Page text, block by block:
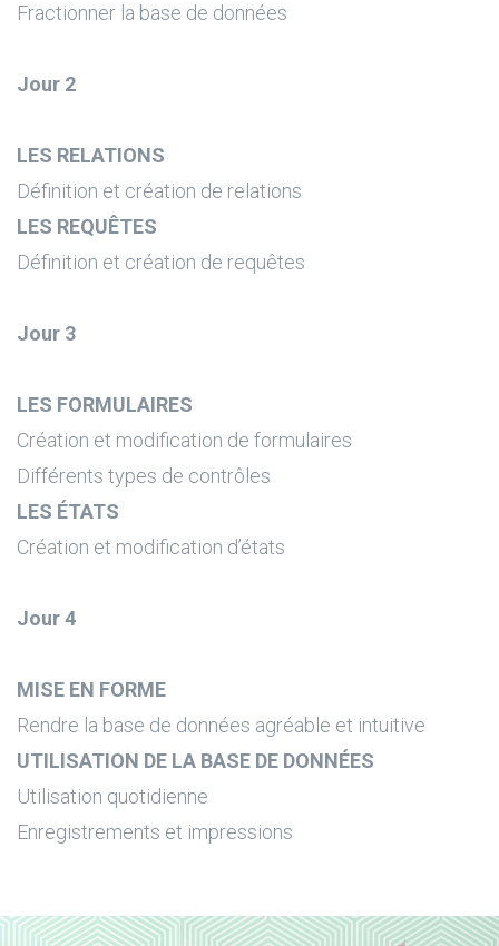
Fractionner la base de données
Jour 2
LES RELATIONS
Définition et création de relations
LES REQUÊTES
Définition et création de requêtes
Jour 3
LES FORMULAIRES
Création et modification de formulaires
Différents types de contrôles
LES ÉTATS
Création et modification d’états
Jour 4
MISE EN FORME
Rendre la base de données agréable et intuitive
UTILISATION DE LA BASE DE DONNÉES
Utilisation quotidienne
Enregistrements et impressions